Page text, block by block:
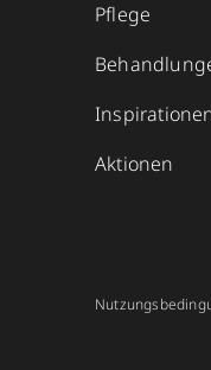
Pflege
Aktionen